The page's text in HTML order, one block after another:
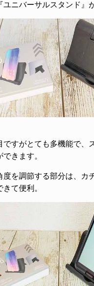
ユニバーサルスタンド』
ですがとても多機能で、
きます。
度を調節する部分は、カ
て便利。